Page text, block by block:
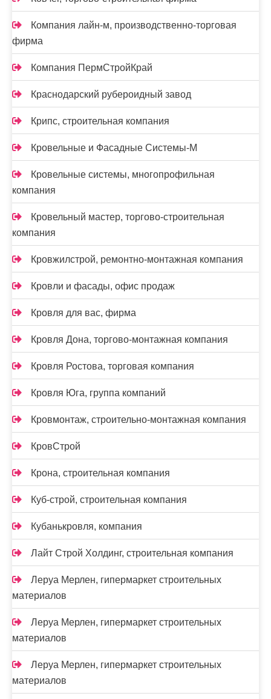
Компания лайн-м, производственно-торговая
фирма
Компания ПермСтройКрай
Краснодарский рубероидный завод
Крипс, строительная компания
Кровельные и Фасадные Системы-М
Кровельные системы, многопрофильная
компания
Кровельный мастер, торгово-строительная
компания
Кровжилстрой, ремонтно-монтажная компания
Кровли и фасады, офис продаж
Кровля для вас, фирма
Кровля Дона, торгово-монтажная компания
Кровля Ростова, торговая компания
Кровля Юга, группа компаний
Кровмонтаж, строительно-монтажная компания
КровСтрой
Крона, строительная компания
Куб-строй, строительная компания
Кубанькровля, компания
Лайт Строй Холдинг, строительная компания
Леруа Мерлен, гипермаркет строительных
материалов
Леруа Мерлен, гипермаркет строительных
материалов
Леруа Мерлен, гипермаркет строительных
материалов